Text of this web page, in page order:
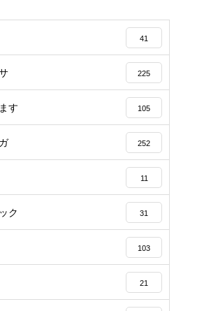
41
225
す 105
252
11
ク 31
103
21